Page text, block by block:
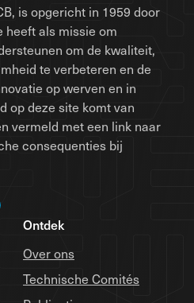
is opgericht in 1959 door
heeft als missie om
om de kwaliteit,
te verbeteren en de
op werven en in
op deze site komt van
vermeld met een link naar
consequenties bij
Ontdek
Over ons
Technische Comités